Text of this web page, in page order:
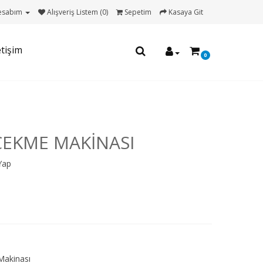
Alışveriş Listem (0) Sepetim Kasaya Git
0
MAKINASI